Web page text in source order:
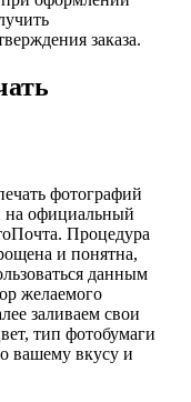
заказа.
фотографий
на официальный
Процедура
и понятна,
данным
желаемого
заливаем свои
тип фотобумаги
вашему вкусу и